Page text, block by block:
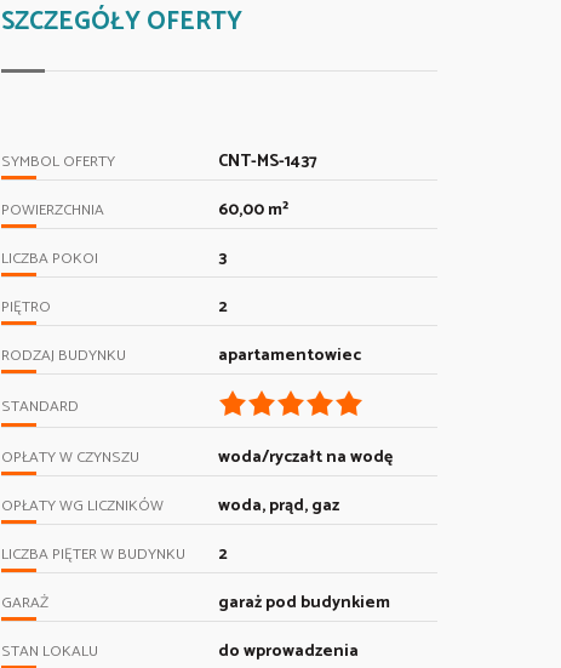
SZCZEGÓŁY OFERTY
SYMBOL OFERTY CNT-MS-1437
POWIERZCHNIA 60,00 m²
LICZBA POKOI 3
PIĘTRO 2
RODZAJ BUDYNKU apartamentowiec
STANDARD
OPŁATY W CZYNSZU woda/ryczałt na wodę
OPŁATY WG LICZNIKÓW woda, prąd, gaz
LICZBA PIĘTER W BUDYNKU 2
GARAŻ garaż pod budynkiem
STAN LOKALU do wprowadzenia